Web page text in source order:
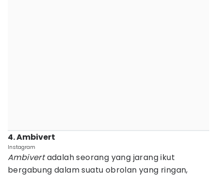
4. Ambivert
Instagram
Ambivertadalah seorang yang jarang ikut
bergabung dalam suatu obrolan yang ringan,